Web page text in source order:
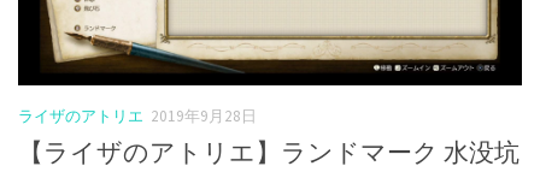
ライザのアトリエ 2019年9月28日
【ライザのアトリエ】ランドマーク 水没坑